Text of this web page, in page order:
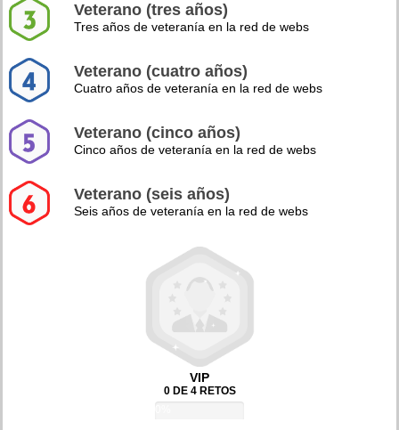
Veterano (tres años)
Tres años de veteranía en la red de webs
Veterano (cuatro años)
Cuatro años de veteranía en la red de webs
Veterano (cinco años)
Cinco años de veteranía en la red de webs
Veterano (seis años)
Seis años de veteranía en la red de webs
VIP
0 DE 4 RETOS